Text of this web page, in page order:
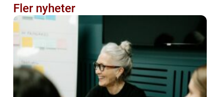
Fler nyheter